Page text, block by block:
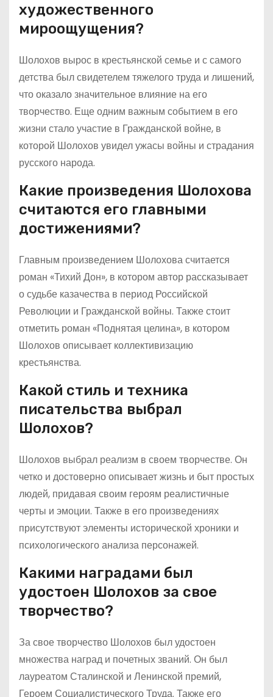
художественного
мироощущения?
Шолохов вырос в крестьянской семье и с самого
детства был свидетелем тяжелого труда и лишений,
что оказало значительное влияние на его
творчество. Еще одним важным событием в его
жизни стало участие в Гражданской войне, в
которой Шолохов увидел ужасы войны и страдания
русского народа.
Какие произведения Шолохова
считаются его главными
достижениями?
Главным произведением Шолохова считается
роман «Тихий Дон», в котором автор рассказывает
о судьбе казачества в период Российской
Революции и Гражданской войны. Также стоит
отметить роман «Поднятая целина», в котором
Шолохов описывает коллективизацию
крестьянства.
Какой стиль и техника
писательства выбрал
Шолохов?
Шолохов выбрал реализм в своем творчестве. Он
четко и достоверно описывает жизнь и быт простых
людей, придавая своим героям реалистичные
черты и эмоции. Также в его произведениях
присутствуют элементы исторической хроники и
психологического анализа персонажей.
Какими наградами был
удостоен Шолохов за свое
творчество?
За свое творчество Шолохов был удостоен
множества наград и почетных званий. Он был
лауреатом Сталинской и Ленинской премий,
Героем Социалистического Труда. Также его